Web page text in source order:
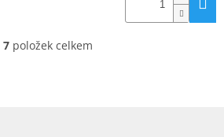
O
7 položek celkem